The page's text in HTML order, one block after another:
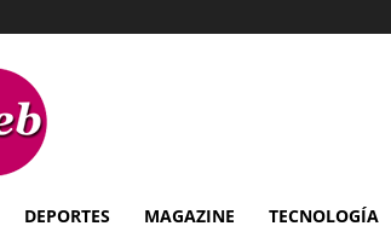
DEPORTES MAGAZINE TECNOLOGÍA